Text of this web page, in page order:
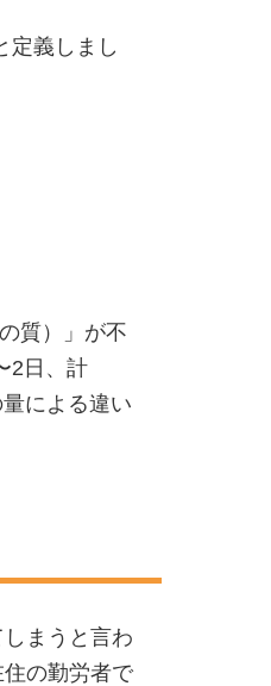
定義しまし
質）」が不
2日、計
による違い
まうと言わ
の勤労者で